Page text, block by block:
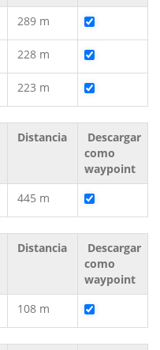
289 m
228 m
223 m
Distancia
Descargar
como
waypoint
445 m
Distancia
Descargar
como
waypoint
108 m